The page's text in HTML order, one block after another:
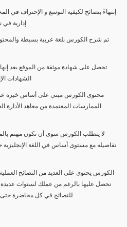
إنتهاءً بنصائح لكيفية التوسع و الإحتراف في
إدارية
تم شرح الكورس بلغة عربية بسيطة
تحصل على شهادة موثقة من الموقع بعد
الشهادات
محتوى الكورس مبني على أساس خبرة
الممارسات المعتمدة من معاهد الأدارة
لا يتطلب الكورس سوى أن تكون مهتم
تفاصيله مع مستوى أساس في اللغة
الكورس يحتوى على العديد من النصائح
تحصل عليها بالرغم من عملك لسنوات عديدة
للنصائح في كل محاضرة